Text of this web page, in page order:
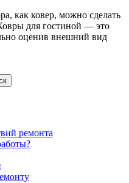
как ковер, можно сделать
для гостиной — это
оценив внешний вид
ремонта